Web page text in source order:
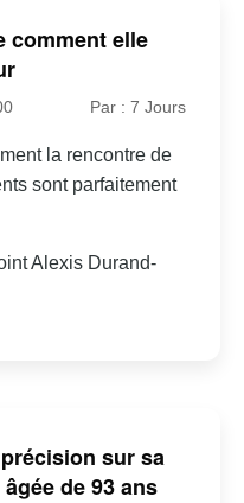
comment elle
Par : 7 Jours
la rencontre de
sont parfaitement
Alexis Durand-
sur sa
de 93 ans